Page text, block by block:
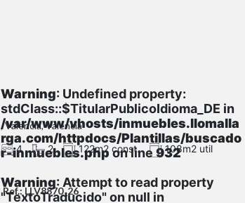
Warning: Undefined property:
stdClass::$TitularPublicoIdioma_DE in
/var/www/vhosts/inmuebles.llomalla
rga.com/httpdocs/Plantillas/buscado
r-inmuebles.phpon line932
Warning: Attempt to read property
"TextoTraducido" on null in
, Valencia, Valencia
4
2 122m2 const. 108m2 util
Ref.: LLV8870_26